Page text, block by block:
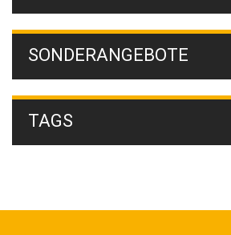
SONDERANGEBOTE
TAGS